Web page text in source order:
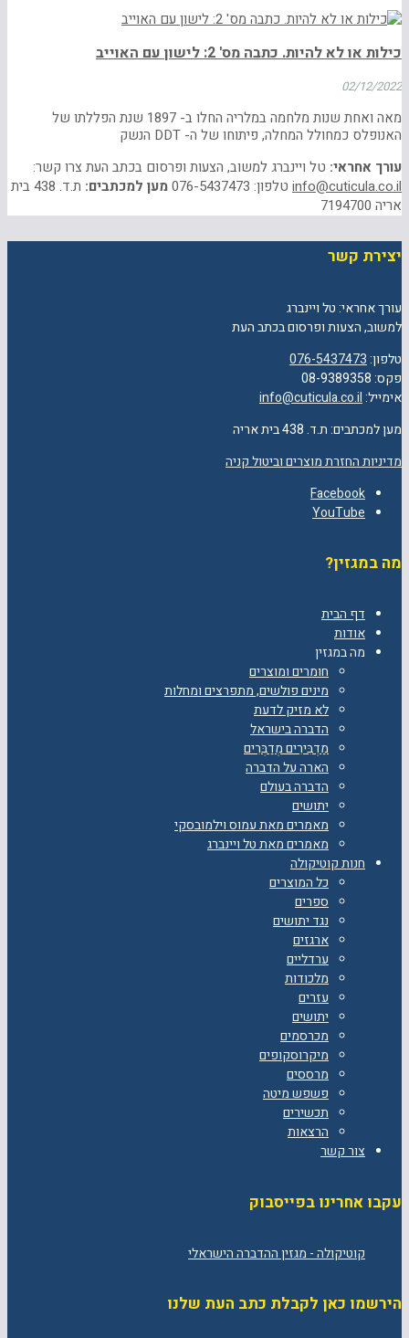
כילות או לא להיות. כתבה מס' 2: לישון עם האוייב
02/12/2022
מאה ואחת שנות מלחמה במלריה החלו ב- 1897 שנת הפללתו של
האנופלס כמחולל המחלה, פיתוחו של ה- DDT הנשק
עורך אחראי: טל ויינברג למשוב, הצעות ופרסום בכתב העת צרו קשר:
info@cuticula.co.il טלפון: 076-5437473 מען למכתבים:
ת.ד. 438 בית
אריה 7194700
יצירת קשר
עורך אחראי: טל ויינברג
למשוב, הצעות ופרסום בכתב העת
טלפון:076-5437473
פקס: 08-9389358
אימייל:info@cuticula.co.il
מען למכתבים: ת.ד. 438 בית אריה
מדיניות החזרת מוצרים וביטול קניה
Facebook
YouTube
מה במגזין?
דף הבית
אודות
מה במגזין
חומרים ומוצרים
מינים פולשים, מתפרצים ומחלות
לא מזיק לדעת
הדברה בישראל
מַדְבִּירִים מְדַבְּרִים
הארה על הדברה
הדברה בעולם
יתושים
מאמרים מאת עמוס וילמובסקי
מאמרים מאת טל ויינברג
חנות קוטיקולה
כל המוצרים
ספרים
נגד יתושים
ארגזים
ערדליים
מלכודות
עזרים
יתושים
מכרסמים
מיקרוסקופים
מרססים
פשפש מיטה
תכשירים
הרצאות
צור קשר
עקבו אחרינו בפייסבוק
הירשמו כאן לקבלת כתב העת שלנו